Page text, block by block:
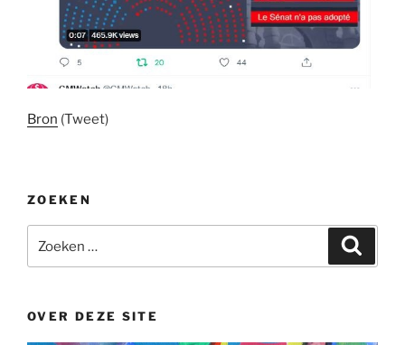
Bron (Tweet)
ZOEKEN
naar:
OVER DEZE SITE